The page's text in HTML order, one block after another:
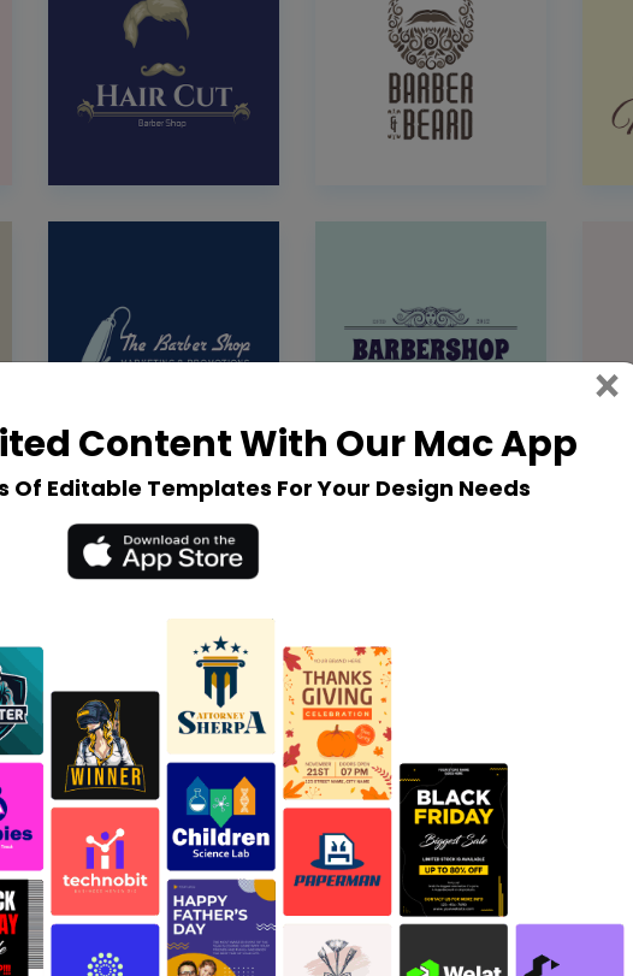
Content With Our Mac App
Of Editable Templates For Your Design Needs
×